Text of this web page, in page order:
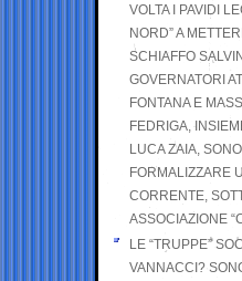
VOLTA I PAVIDI
NORD” A
SCHIAFFO
GOVERNATORI
FONTANA E
FEDRIGA,
LUCA ZAIA,
FORMALIZZARE
CORRENTE,
ASSOCIAZIONE
LE “TRUPPE”
VANNACCI?